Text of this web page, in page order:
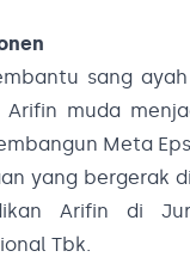
sang
muda
Meta
yang bergerak
Arifin di
Tbk.